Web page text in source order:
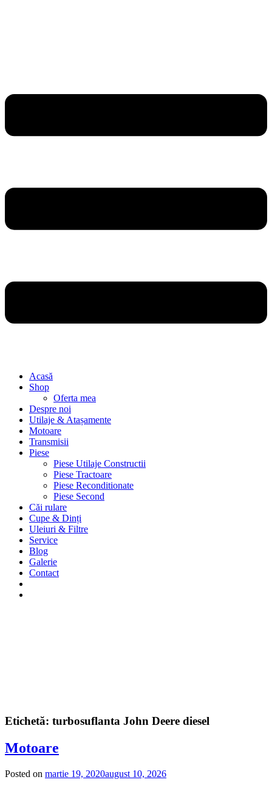
Acasă
Shop
Oferta mea
Despre noi
Utilaje & Atașamente
Motoare
Transmisii
Piese
Piese Utilaje Constructii
Piese Tractoare
Piese Reconditionate
Piese Second
Căi rulare
Cupe & Dinți
Uleiuri & Filtre
Service
Blog
Galerie
Contact
Etichetă: turbosuflanta John Deere diesel
Motoare
Posted on martie 19, 2020august 10, 2026